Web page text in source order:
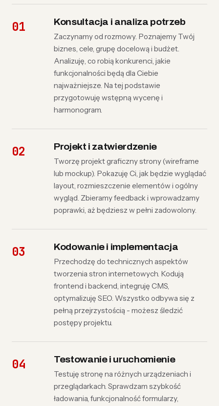
Konsultacja i analiza potrzeb
Zaczynamy od rozmowy. Poznajemy Twój
biznes, cele, grupę docelową i budżet.
Analizuję, co robią konkurenci, jakie
funkcjonalności będą dla Ciebie
najważniejsze. Na tej podstawie
przygotowuję wstępną wycenę i
harmonogram.
Projekt i zatwierdzenie
Tworzę projekt graficzny strony (wireframe
lub mockup). Pokazuję Ci, jak będzie wyglądać
layout, rozmieszczenie elementów i ogólny
wygląd. Zbieramy feedback i wprowadzamy
poprawki, aż będziesz w pełni zadowolony.
Kodowanie i implementacja
Przechodzę do technicznych aspektów
tworzenia stron internetowych. Kodują
frontend i backend, integruję CMS,
optymalizuję SEO. Wszystko odbywa się z
pełną przejrzystością - możesz śledzić
postępy projektu.
Testowanie i uruchomienie
Testuję stronę na różnych urządzeniach i
przeglądarkach. Sprawdzam szybkość
ładowania, funkcjonalność formularzy,